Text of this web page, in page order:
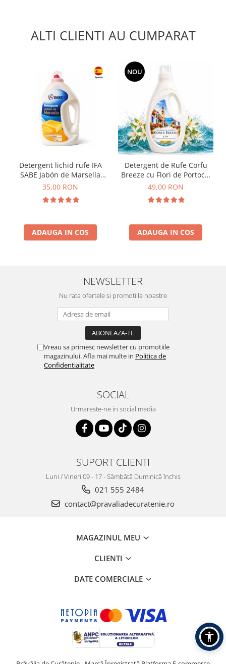
ALTI CLIENTI AU CUMPARAT
Detergent lichid rufe IFA
SABE Jabón de Marsella
Spania 3L
35,00 RON
ADAUGA IN COS
NOU
Detergent de Rufe Corfu
Breeze cu Flori de Portocal
by Delia 2L
49,00 RON
ADAUGA IN COS
NEWSLETTER
Nu rata ofertele si promotiile noastre
Vreau sa primesc newsletter cu promotiile
magazinului. Afla mai multe in Politica de
Confidentialitate
SOCIAL
Urmareste-ne in social media
SUPORT CLIENTI
Luni / Vineri 09 - 17 - Sâmbătă Duminică închis
021 555 2484
contact@pravaliadecuratenie.ro
MAGAZINUL MEU
CLIENTI
DATE COMERCIALE